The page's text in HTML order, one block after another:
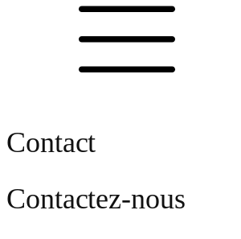
Contact
Contactez-nous